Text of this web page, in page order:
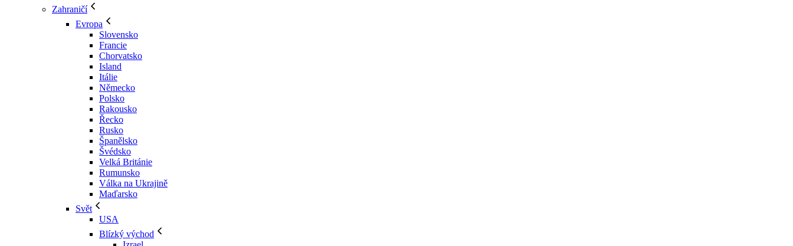
Zahraničí
Evropa
Slovensko
Francie
Chorvatsko
Island
Itálie
Německo
Polsko
Rakousko
Řecko
Rusko
Španělsko
Švédsko
Velká Británie
Rumunsko
Válka na Ukrajině
Maďarsko
Svět
USA
Blízký východ